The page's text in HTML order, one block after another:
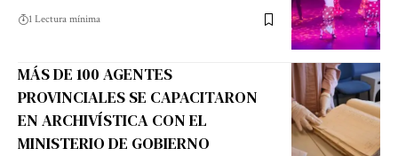
1 Lectura mínima
MÁS DE 100 AGENTES
PROVINCIALES SE CAPACITARON
EN ARCHIVÍSTICA CON EL
MINISTERIO DE GOBIERNO